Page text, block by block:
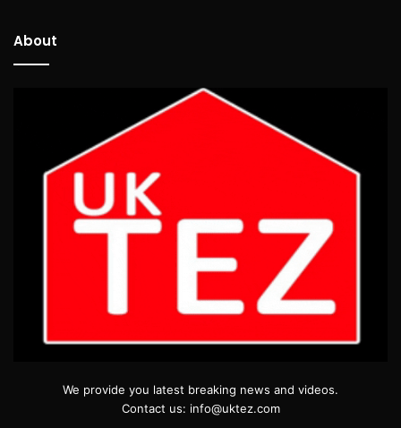
About
We provide you latest breaking news and videos.
Contact us: info@uktez.com